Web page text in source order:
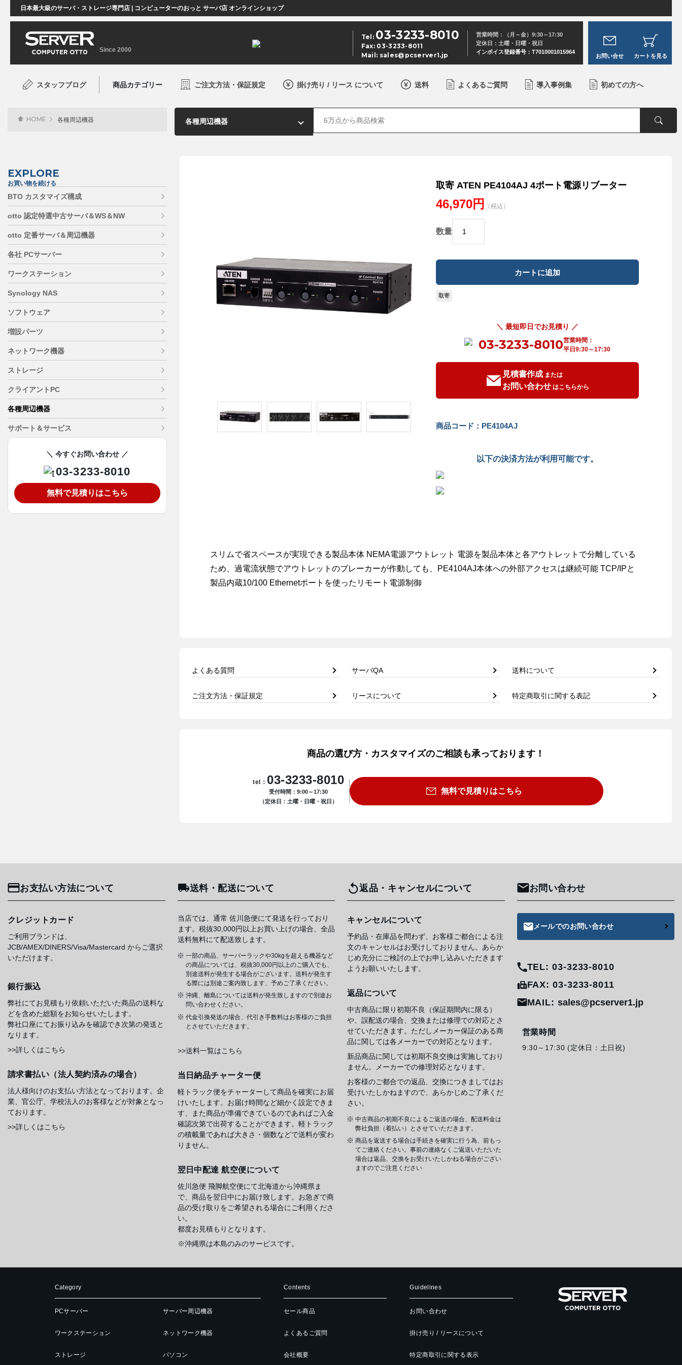
日本最大級のサーバ・ストレージ専門店 | コンピューターのおっと サーバ店 オンラインショップ
Since 2000
Tel: 03-3233-8010
Fax: 03-3233-8011
Mail: sales@pcserver1.jp
営業時間：（月～金）9:30～17:30
定休日：土曜・日曜・祝日
インボイス登録番号：T7010001015964
お問い合せ カートを見る
スタッフブログ 商品カテゴリー ご注文方法・保証規定 掛け売り / リース について 送料 よくあるご質問 導入事例集 初めての方へ
取寄 ATEN PE4104AJ 4ポート電源リブーター
46,970円 （税込）
数量
取寄
＼ 最短即日でお見積り ／
03-3233-8010営業時間：
平日9:30～17:30
見積書作成 または
お問い合わせ はこちらから
商品コード：PE4104AJ
以下の決済方法が利用可能です。
スリムで省スペースが実現できる製品本体 NEMA電源アウトレット 電源を製品本体と各アウトレットで分離している
ため、過電流状態でアウトレットのブレーカーが作動しても、PE4104AJ本体への外部アクセスは継続可能 TCP/IPと
製品内蔵10/100 Ethernetポートを使ったリモート電源制御
よくある質問 サーバQA 送料について
ご注文方法・保証規定 リースについて 特定商取引に関する表記
商品の選び方・カスタマイズのご相談も承っております！
tel： 03-3233-8010
受付時間：9:00～17:30
（定休日：土曜・日曜・祝日）
無料で見積りはこちら
HOME 各種周辺機器
EXPLORE
お買い物を続ける
BTO カスタマイズ構成
otto 認定特選中古サーバ＆WS＆NW
otto 定番サーバ＆周辺機器
各社 PCサーバー
ワークステーション
Synology NAS
ソフトウェア
増設パーツ
ネットワーク機器
ストレージ
クライアントPC
各種周辺機器
サポート＆サービス
＼ 今すぐお問い合わせ ／
03-3233-8010
無料で見積りはこちら
お支払い方法について
クレジットカード
ご利用ブランドは、
JCB/AMEX/DINERS/Visa/Mastercard からご選択
いただけます。
銀行振込
弊社にてお見積もり依頼いただいた商品の送料な
どを含めた総額をお知らせいたします。
弊社口座にてお振り込みを確認でき次第の発送と
なります。
>>詳しくはこちら
請求書払い（法人契約済みの場合）
法人様向けのお支払い方法となっております。企
業、官公庁、学校法人のお客様などが対象となっ
ております。
>>詳しくはこちら
送料・配送について
当店では、通常 佐川急便にて発送を行っており
ます。税抜30,000円以上お買い上げの場合、全品
送料無料にて配送致します。
一部の商品、サーバーラックや30kgを超える機器など
の商品については、税抜30,000円以上のご購入でも、
別途送料が発生する場合がございます。送料が発生す
る際には別途ご案内致します、予めご了承ください。
沖縄、離島については送料が発生致しますので別途お
問い合わせください。
代金引換発送の場合、代引き手数料はお客様のご負担
とさせていただきます。
>>送料一覧はこちら
当日納品チャーター便
軽トラック便をチャーターして商品を確実にお届
けいたします。お届け時間など細かく設定できま
す、また商品が準備できているのであればご入金
確認次第で出荷することができます。軽トラック
の積載量であれば大きさ・個数などで送料が変わ
りません。
翌日中配達 航空便について
佐川急便 飛脚航空便にて北海道から沖縄県ま
で、商品を翌日中にお届け致します。お急ぎで商
品の受け取りをご希望される場合にご利用くださ
い。
都度お見積もりとなります。
※沖縄県は本島のみのサービスです。
返品・キャンセルについて
キャンセルについて
予約品・在庫品を問わず、お客様ご都合による注
文のキャンセルはお受けしておりません。あらか
じめ充分にご検討の上でお申し込みいただきます
ようお願いいたします。
返品について
中古商品に限り初期不良（保証期間内に限る）
や、誤配送の場合、交換または修理での対応とさ
せていただきます。ただしメーカー保証のある商
品に関しては各メーカーでの対応となります。
新品商品に関しては初期不良交換は実施しており
ません。メーカーでの修理対応となります。
お客様のご都合での返品、交換につきましてはお
受けいたしかねますので、あらかじめご了承くだ
さい。
中古商品の初期不良によるご返送の場合、配送料金は
弊社負担（着払い）とさせていただきます。
商品を返送する場合は手続きを確実に行う為、前もっ
てご連絡ください。事前の連絡なくご返送いただいた
場合は返品、交換をお受けいたしかねる場合がござい
ますのでご注意ください
お問い合わせ
メールでのお問い合わせ
TEL: 03-3233-8010
FAX: 03-3233-8011
MAIL: sales@pcserver1.jp
営業時間
9:30～17:30 (定休日：土日祝)
Category
PCサーバー
ワークステーション
ストレージ
サーバー周辺機器
ネットワーク機器
パソコン
Contents
セール商品
よくあるご質問
会社概要
Guidelines
お問い合わせ
掛け売り / リースについて
特定商取引に関する表示